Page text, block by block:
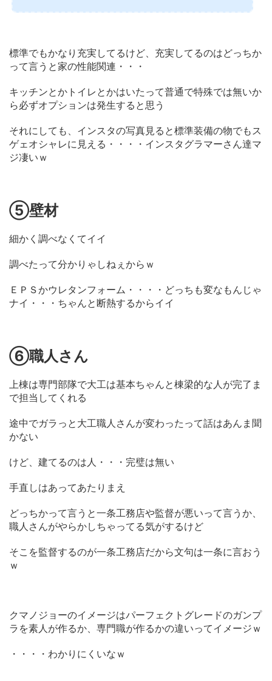
標準でもかなり充実してるけど、充実してるのはどっちか
って言うと家の性能関連・・・
キッチンとかトイレとかはいたって普通で特殊では無いか
ら必ずオプションは発生すると思う
それにしても、インスタの写真見ると標準装備の物でもス
ゲェオシャレに見える・・・・インスタグラマーさん達マ
ジ凄いｗ
⑤壁材
細かく調べなくてイイ
調べたって分かりゃしねぇからｗ
ＥＰＳかウレタンフォーム・・・・どっちも変なもんじゃ
ナイ・・・ちゃんと断熱するからイイ
⑥職人さん
上棟は専門部隊で大工は基本ちゃんと棟梁的な人が完了ま
で担当してくれる
途中でガラっと大工職人さんが変わったって話はあんま聞
かない
けど、建てるのは人・・・完璧は無い
手直しはあってあたりまえ
どっちかって言うと一条工務店や監督が悪いって言うか、
職人さんがやらかしちゃってる気がするけど
そこを監督するのが一条工務店だから文句は一条に言おう
ｗ
クマノジョーのイメージはパーフェクトグレードのガンプ
ラを素人が作るか、専門職が作るかの違いってイメージｗ
・・・・わかりにくいなｗ